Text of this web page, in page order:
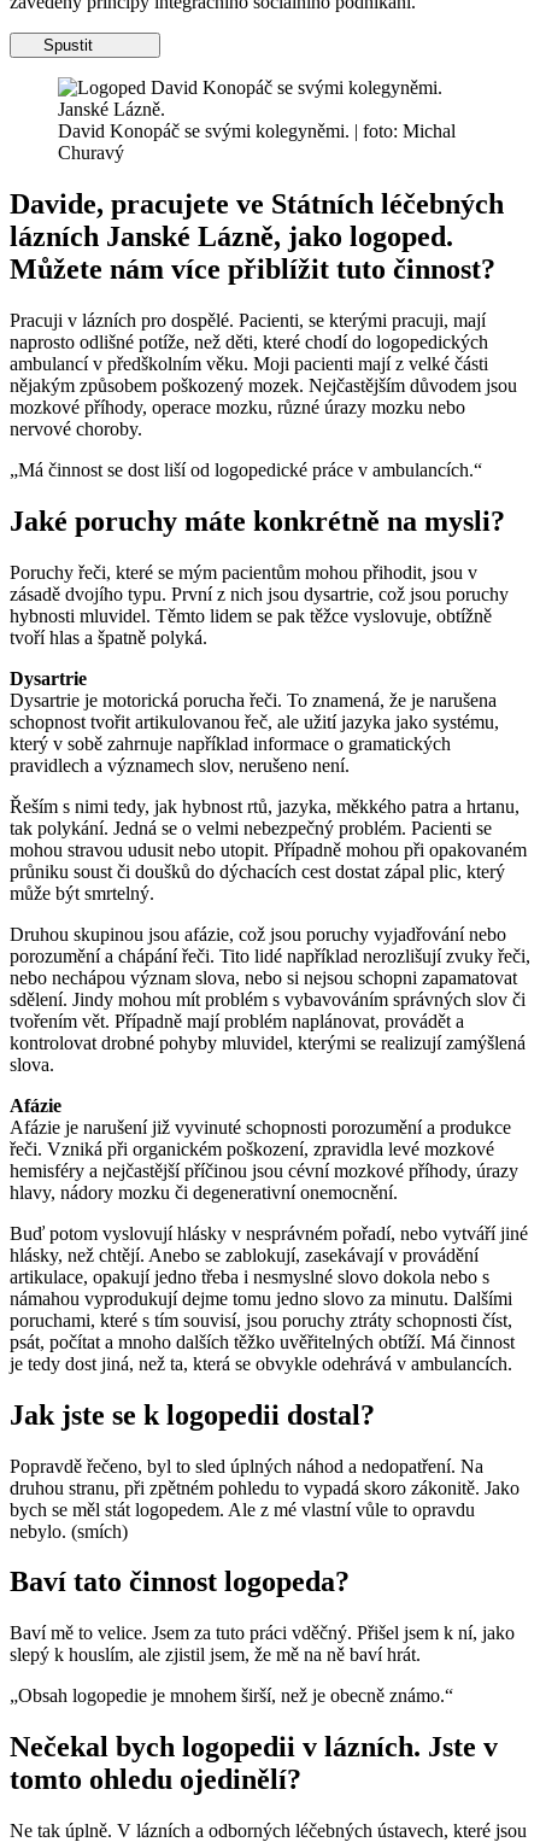
David Konopáč se svými kolegyněmi. | foto: Michal
Churavý
Davide, pracujete ve Státních léčebných
lázních Janské Lázně, jako logoped.
Můžete nám více přiblížit tuto činnost?
Pracuji v lázních pro dospělé. Pacienti, se kterými pracuji, mají
naprosto odlišné potíže, než děti, které chodí do logopedických
ambulancí v předškolním věku. Moji pacienti mají z velké části
nějakým způsobem poškozený mozek. Nejčastějším důvodem jsou
mozkové příhody, operace mozku, různé úrazy mozku nebo
nervové choroby.
„Má činnost se dost liší od logopedické práce v ambulancích.“
Jaké poruchy máte konkrétně na mysli?
Poruchy řeči, které se mým pacientům mohou přihodit, jsou v
zásadě dvojího typu. První z nich jsou dysartrie, což jsou poruchy
hybnosti mluvidel. Těmto lidem se pak těžce vyslovuje, obtížně
tvoří hlas a špatně polyká.
Dysartrie
Dysartrie je motorická porucha řeči. To znamená, že je narušena
schopnost tvořit artikulovanou řeč, ale užití jazyka jako systému,
který v sobě zahrnuje například informace o gramatických
pravidlech a významech slov, nerušeno není.
Řeším s nimi tedy, jak hybnost rtů, jazyka, měkkého patra a hrtanu,
tak polykání. Jedná se o velmi nebezpečný problém. Pacienti se
mohou stravou udusit nebo utopit. Případně mohou při opakovaném
průniku soust či doušků do dýchacích cest dostat zápal plic, který
může být smrtelný.
Druhou skupinou jsou afázie, což jsou poruchy vyjadřování nebo
porozumění a chápání řeči. Tito lidé například nerozlišují zvuky řeči,
nebo nechápou význam slova, nebo si nejsou schopni zapamatovat
sdělení. Jindy mohou mít problém s vybavováním správných slov či
tvořením vět. Případně mají problém naplánovat, provádět a
kontrolovat drobné pohyby mluvidel, kterými se realizují zamýšlená
slova.
Afázie
Afázie je narušení již vyvinuté schopnosti porozumění a produkce
řeči. Vzniká při organickém poškození, zpravidla levé mozkové
hemisféry a nejčastější příčinou jsou cévní mozkové příhody, úrazy
hlavy, nádory mozku či degenerativní onemocnění.
Buď potom vyslovují hlásky v nesprávném pořadí, nebo vytváří jiné
hlásky, než chtějí. Anebo se zablokují, zasekávají v provádění
artikulace, opakují jedno třeba i nesmyslné slovo dokola nebo s
námahou vyprodukují dejme tomu jedno slovo za minutu. Dalšími
poruchami, které s tím souvisí, jsou poruchy ztráty schopnosti číst,
psát, počítat a mnoho dalších těžko uvěřitelných obtíží. Má činnost
je tedy dost jiná, než ta, která se obvykle odehrává v ambulancích.
Jak jste se k logopedii dostal?
Popravdě řečeno, byl to sled úplných náhod a nedopatření. Na
druhou stranu, při zpětném pohledu to vypadá skoro zákonitě. Jako
bych se měl stát logopedem. Ale z mé vlastní vůle to opravdu
nebylo. (smích)
Baví tato činnost logopeda?
Baví mě to velice. Jsem za tuto práci vděčný. Přišel jsem k ní, jako
slepý k houslím, ale zjistil jsem, že mě na ně baví hrát.
„Obsah logopedie je mnohem širší, než je obecně známo.“
Nečekal bych logopedii v lázních. Jste v
tomto ohledu ojedinělí?
Ne tak úplně. V lázních a odborných léčebných ústavech, které jsou